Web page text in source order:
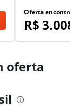
Oferta
R$ 3.008
oferta